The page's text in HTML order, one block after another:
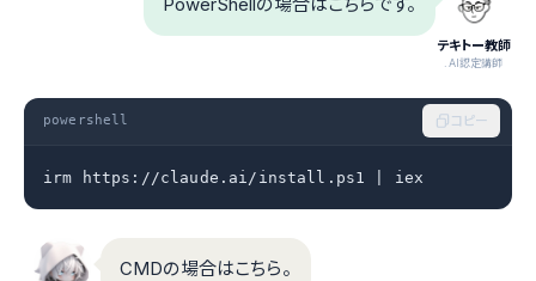
テキトー教師
.AI認定講師
powershell コピー
irm https://claude.ai/install.ps1 | iex
CMDの場合はこちら。